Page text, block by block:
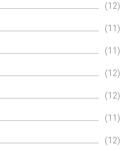
(12)
(11)
(11)
(12)
(12)
(11)
(12)